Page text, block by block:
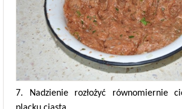
7. Nadzienie rozłożyć równomiernie